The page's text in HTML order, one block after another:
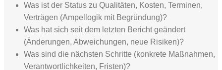
Was ist der Status zu Qualitäten, Kosten, Terminen,
Verträgen (Ampellogik mit Begründung)?
Was hat sich seit dem letzten Bericht geändert
(Änderungen, Abweichungen, neue Risiken)?
Was sind die nächsten Schritte (konkrete Maßnahmen,
Verantwortlichkeiten, Fristen)?